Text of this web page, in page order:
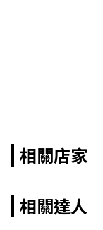
相關店家
相關達人